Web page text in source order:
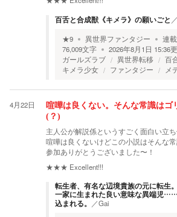
百舌と合成獣《キメラ》の願いごと ／
★9 異世界ファンタジー 連
76,009文字 2026年8月1日 15:36
ガールズラブ
異世界転移 百
キメラ少女
ファンタジー メ
4月22日
喧嘩は良くない。そんな常識はゴ
(？)
主人公が解説係というすごく面白い立
喧嘩は良くないけどこの小説はそんな
参加ありがとうございました〜！
★★★ Excellent!!!
転生者、有名な辺境貴族の元に転生
一家に生まれた良い意味な異端児
込まれる。
／Gai